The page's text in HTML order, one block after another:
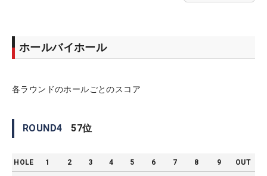
ホールバイホール
各ラウンドのホールごとのスコア
ROUND4 57位
HOLE 1 2 3 4 5 6 7 8 9 OUT